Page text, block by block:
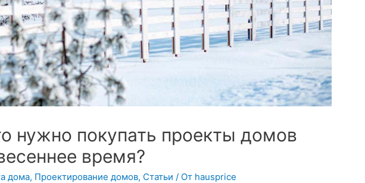
нужно покупать проекты домов
время?
дома, Проектирование домов, Статьи / От hausprice